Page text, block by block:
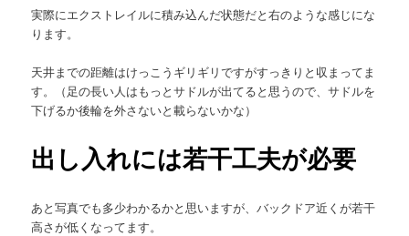
実際にエクストレイルに積み込んだ状態だと右のような感じにな
ります。
天井までの距離はけっこうギリギリですがすっきりと収まってま
す。（足の長い人はもっとサドルが出てると思うので、サドルを
下げるか後輪を外さないと載らないかな）
出し入れには若干工夫が必要
あと写真でも多少わかるかと思いますが、バックドア近くが若干
高さが低くなってます。